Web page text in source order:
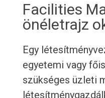
Facilities
önéletrajz
Egy
egyetemi vagy
szükséges üzleti